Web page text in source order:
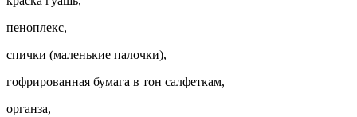
пеноплекс,
спички (маленькие палочки),
гофрированная бумага в тон салфеткам,
органза,